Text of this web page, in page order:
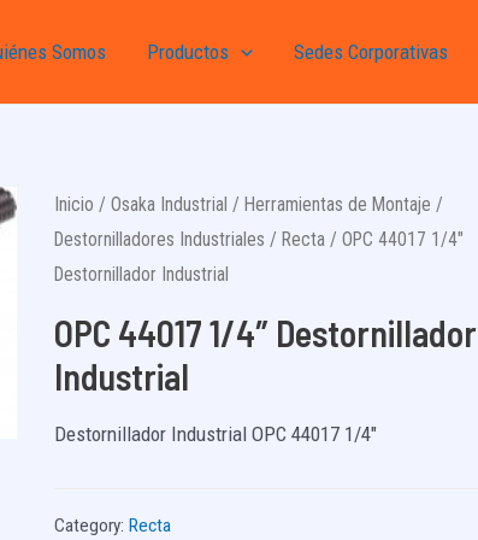
Somos Productos Sedes Corporativas
Inicio / Osaka Industrial / Herramientas de Montaje /
Destornilladores Industriales / Recta/ OPC 44017 1/4″
Destornillador Industrial
OPC 44017 1/4″ Destornillador
Industrial
Destornillador Industrial OPC 44017 1/4″
Category: Recta